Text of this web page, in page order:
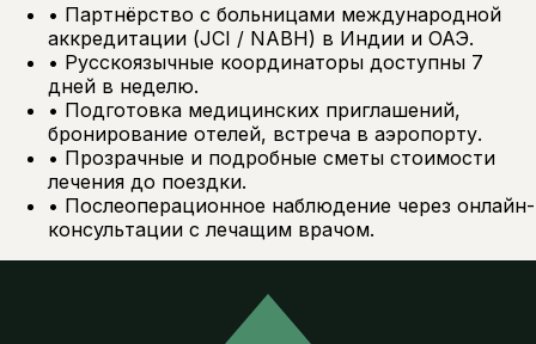
• Партнёрство с больницами международной
аккредитации (JCI / NABH) в Индии и ОАЭ.
• Русскоязычные координаторы доступны 7
дней в неделю.
• Подготовка медицинских приглашений,
бронирование отелей, встреча в аэропорту.
• Прозрачные и подробные сметы стоимости
лечения до поездки.
• Послеоперационное наблюдение через онлайн-
консультации с лечащим врачом.